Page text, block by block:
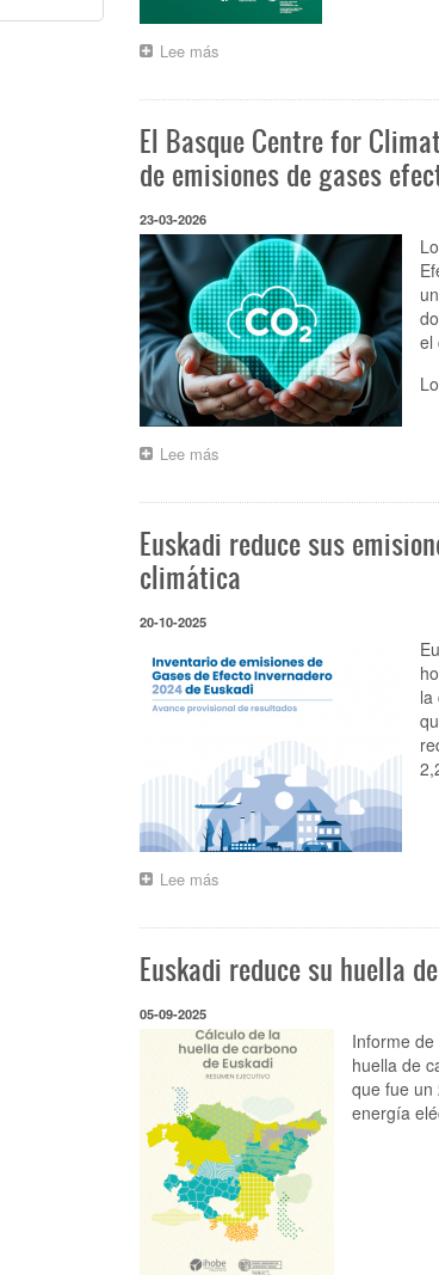
Lee mássobre
informe
Coyuntura
Ambiental
de
en
2025
avances
en
aire
y
descarbonización,
y
señala
en
y
El Basque Centre for
de emisiones de gases
23-03-2026
el
Lee mássobre
Basque
for
Climate
Change
informe
anual
2025
reducción
de
emisiones
de
gases
invernadero
el
Euskadi reduce sus
climática
20-10-2025
la
Lee mássobre
reduce
emisiones
un
desde
2005
y
la
senda
hacia
la
neutralidad
climática
Euskadi reduce su huella
05-09-2025
Informe
huella de
que fue un
energía